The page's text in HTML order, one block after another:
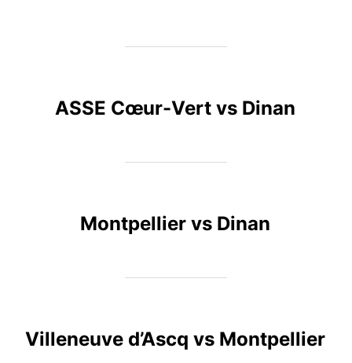
ASSE Cœur-Vert vs Dinan
Montpellier vs Dinan
Villeneuve d’Ascq vs Montpellier